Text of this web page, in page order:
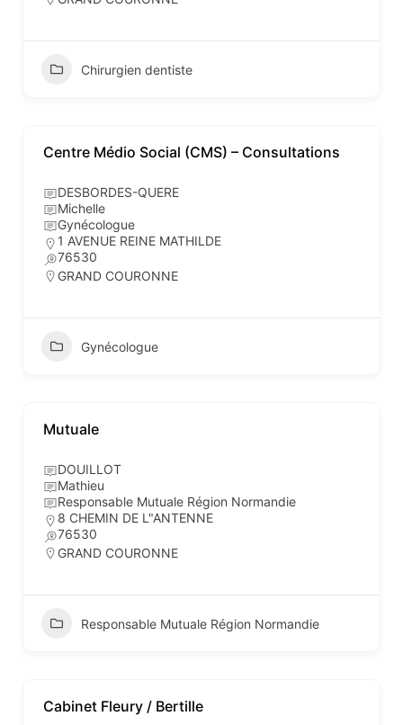
Chirurgien dentiste
Centre Médio Social (CMS) – Consultations
DESBORDES-QUERE
Michelle
Gynécologue
1 AVENUE REINE MATHILDE
76530
GRAND COURONNE
Gynécologue
Mutuale
DOUILLOT
Mathieu
Responsable Mutuale Région Normandie
8 CHEMIN DE L"ANTENNE
76530
GRAND COURONNE
Responsable Mutuale Région Normandie
Cabinet Fleury / Bertille